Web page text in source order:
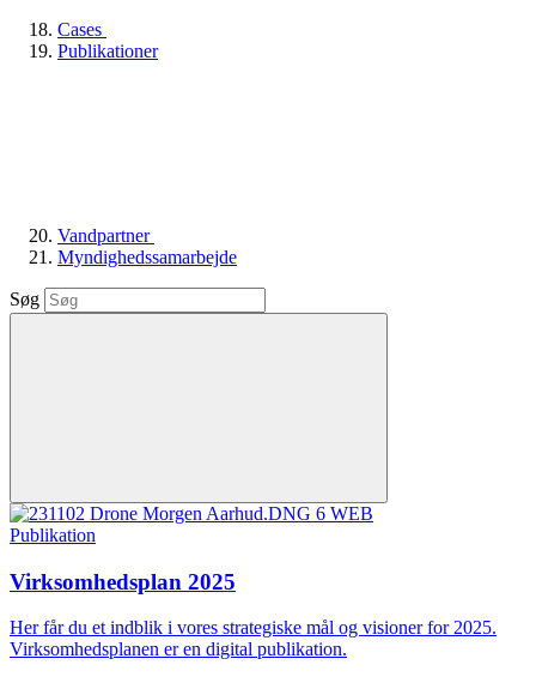
Cases
Publikationer
Vandpartner
Myndighedssamarbejde
Søg
Publikation
Virksomhedsplan 2025
Her får du et indblik i vores strategiske mål og visioner for 2025.
Virksomhedsplanen er en digital publikation.